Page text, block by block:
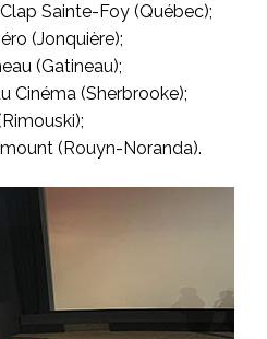
Sainte-Foy (Québec);
(Jonquière);
(Gatineau);
Cinéma (Sherbrooke);
(Rouyn-Noranda).